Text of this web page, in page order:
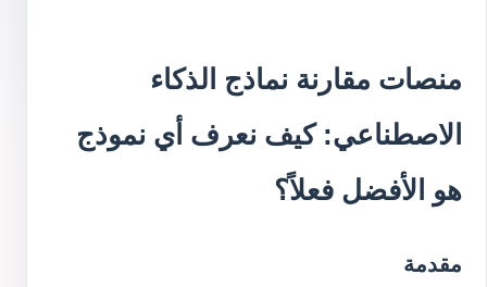
منصات مقارنة نماذج الذكاء
الاصطناعي: كيف نعرف أي نموذج
هو الأفضل فعلاً؟
مقدمة